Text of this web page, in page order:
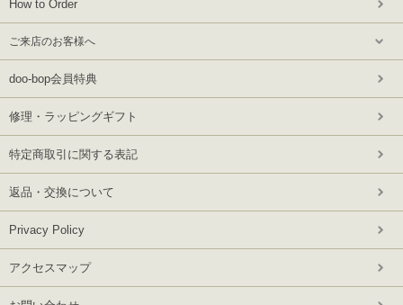
How to Order
ご来店のお客様へ
doo-bop会員特典
修理・ラッピングギフト
特定商取引に関する表記
返品・交換について
Privacy Policy
アクセスマップ